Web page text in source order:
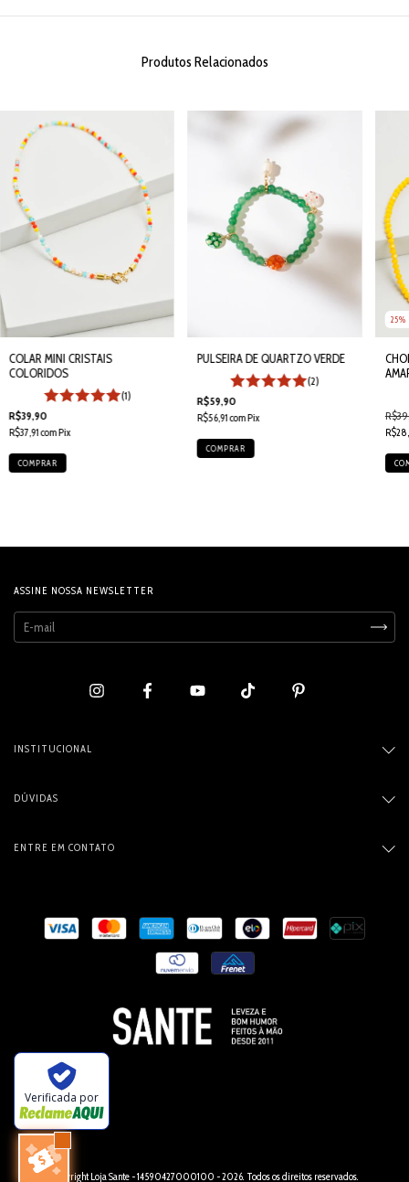
Produtos Relacionados
COLAR MINI CRISTAIS
COLORIDOS
(1)
R$39,90
R$37,91comPix
PULSEIRA DE QUARTZO VERDE
(2)
R$59,90
R$56,91comPix
25%
ASSINE NOSSA NEWSLETTER
INSTITUCIONAL
DÚVIDAS
ENTRE EM CONTATO
Verificada por
Copyright Loja Sante - 14590427000100 - 2026. Todos os direitos reservados.